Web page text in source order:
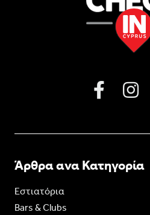
Άρθρα ανα Κατηγορία
Εστιατόρια
Bars & Clubs